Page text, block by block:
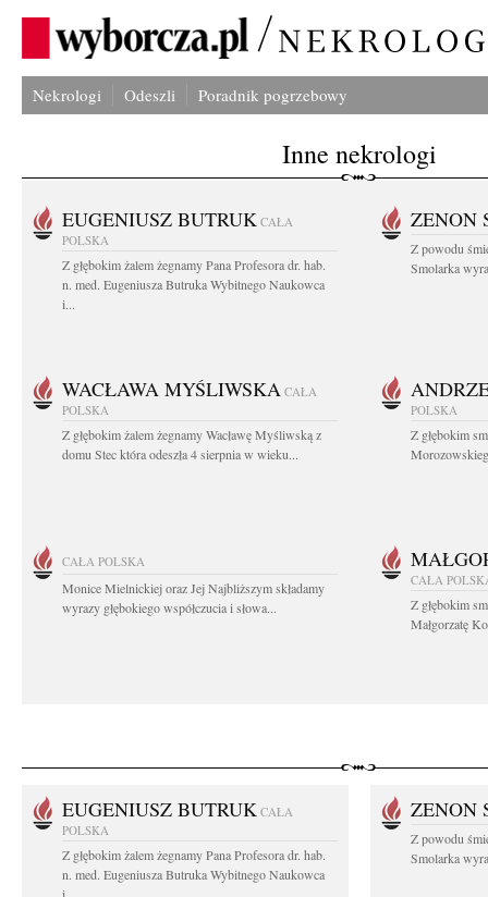
Nekrologi Odeszli Poradnik pogrzebowy
Inne nekrologi
EUGENIUSZ BUTRUK CAŁA
POLSKA
Z głębokim żalem żegnamy Pana Profesora dr. hab.
n. med. Eugeniusza Butruka Wybitnego Naukowca
i...
ZENON
Z powodu
Smolarka
WACŁAWA MYŚLIWSKA CAŁA
POLSKA
Z głębokim żalem żegnamy Wacławę Myśliwską z
domu Stec która odeszła 4 sierpnia w wieku...
POLSKA
Z głębokim
CAŁA POLSKA
Monice Mielnickiej oraz Jej Najbliższym składamy
wyrazy głębokiego współczucia i słowa...
CAŁA
Z głębokim
Małgorzatę
EUGENIUSZ BUTRUK CAŁA
POLSKA
Z głębokim żalem żegnamy Pana Profesora dr. hab.
n. med. Eugeniusza Butruka Wybitnego Naukowca
ZENON
Z powodu
Smolarka